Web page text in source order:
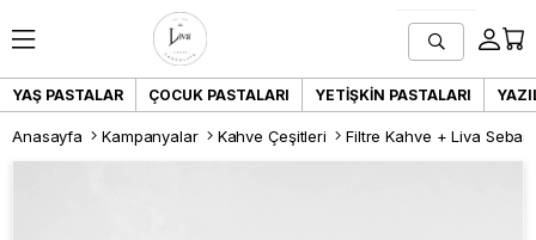
YAŞ PASTALAR ÇOCUK PASTALARI YETIŞKIN PASTALARI
Anasayfa Kampanyalar Kahve Çeşitleri Filtre Kahve + Liva